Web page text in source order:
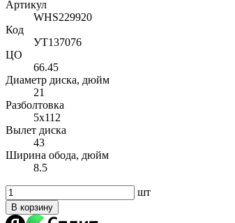
Артикул
WHS229920
Код
УТ137076
ЦО
66.45
Диаметр диска, дюйм
21
Разболтовка
5x112
Вылет диска
43
Ширина обода, дюйм
8.5
шт
В корзину